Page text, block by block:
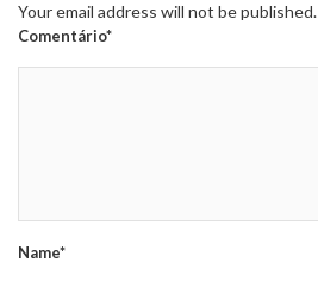
Your email address will not be published.
Comentário*
Name*